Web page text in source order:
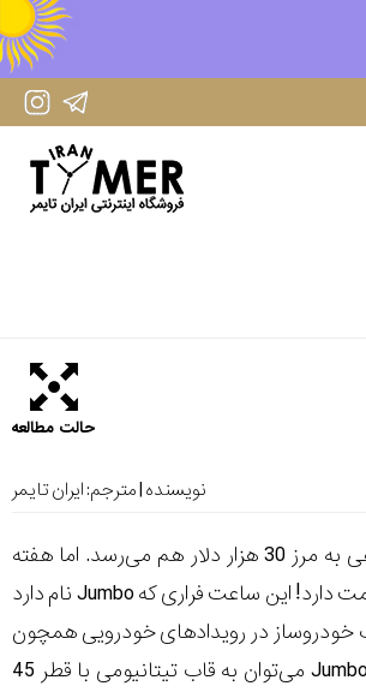
IranTimer Instagram Page
حالت مطالعه
نویسنده | مترجم:ایران تایمر
دنیای‌خودرو: معمولاً ساعت‌های مچی ساخت خودروسازان، حداقل قیمتی چند هزار دلاری دارند که البته گاهی به مرز 30 هزار دلار هم می‌رسد. اما هفته
گذشته، فراری ساعت مچی را معرفی کرد که با طراحی برجسته خود و تولید محدود، فقط 523 دلار (385 یورو) قیمت دارد! این ساعت فراری که Jumbo نام دارد
در رویدادهای خودرویی همچون
گردهمایی‌ها مورد استفاده قرار می‌گیرند و Jumbo نیز کاملاً مناسب چنین مناسبت‌هایی است.از مشخصات Jumbo می‌توان به قاب تیتانیومی با قطر 45